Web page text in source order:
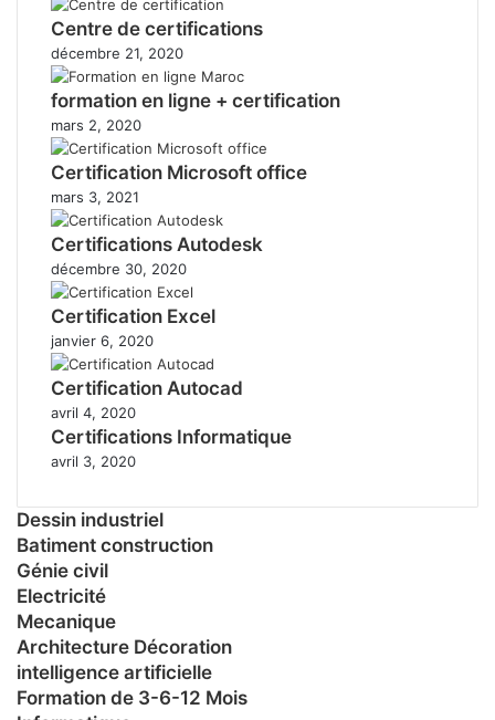
Centre de certifications
décembre 21, 2020
formation en ligne + certification
mars 2, 2020
Certification Microsoft office
mars 3, 2021
Certifications Autodesk
décembre 30, 2020
Certification Excel
janvier 6, 2020
Certification Autocad
avril 4, 2020
Certifications Informatique
avril 3, 2020
Dessin industriel
Batiment construction
Génie civil
Electricité
Mecanique
Architecture Décoration
intelligence artificielle
Formation de 3-6-12 Mois